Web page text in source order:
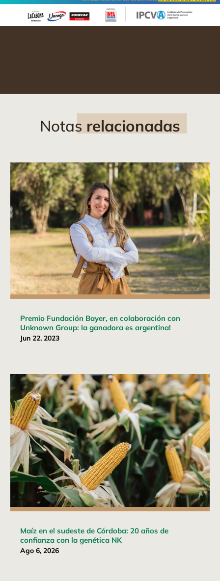
Notas relacionadas
Premio Fundación Bayer, en colaboración con
Unknown Group: la ganadora es argentina!
Jun 22, 2023
Maíz en el sudeste de Córdoba: 20 años de
confianza con la genética NK
Ago 6, 2026